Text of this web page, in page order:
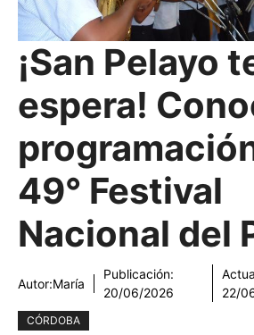
¡San Pelayo
espera!
49° Festival
Nacional del
Autor:María
Publicación:
20/06/2026
22/
CÓRDOBA